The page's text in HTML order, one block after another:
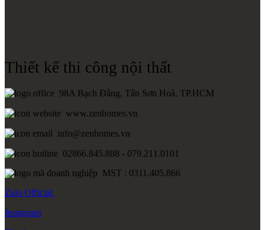
Thiết kế thi công nội thất
98A Bạch Đằng, Tân Sơn Hoà, TP.HCM
www.zenhomes.vn
info@zenhomes.vn
02866.845.888 - 079.211.0101
MST : 0311.405.866
Zalo Official
Instagram